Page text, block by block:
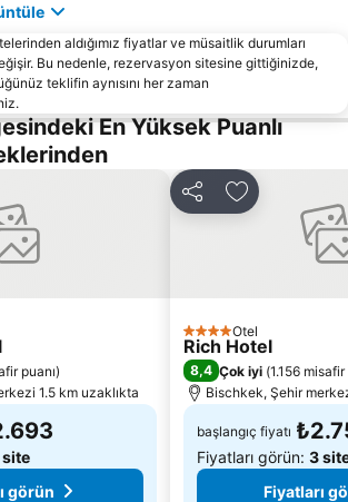
aldığımız fiyatlar ve müsaitlik durumları
Bu nedenle, rezervasyon sitesine gittiğinizde,
teklifin aynısını her zaman
En Yüksek Puanlı
ekle
puanı)
1.5 km uzaklıkta
site
görün
Paylaş Favorilerime
4 YıldızOtel
Rich Hotel
8,4 Çok iyi (1.156 misafir
Bischkek, Şehir
başlangıç fiyatı
Fiyatları görün: 3
Fiyatları